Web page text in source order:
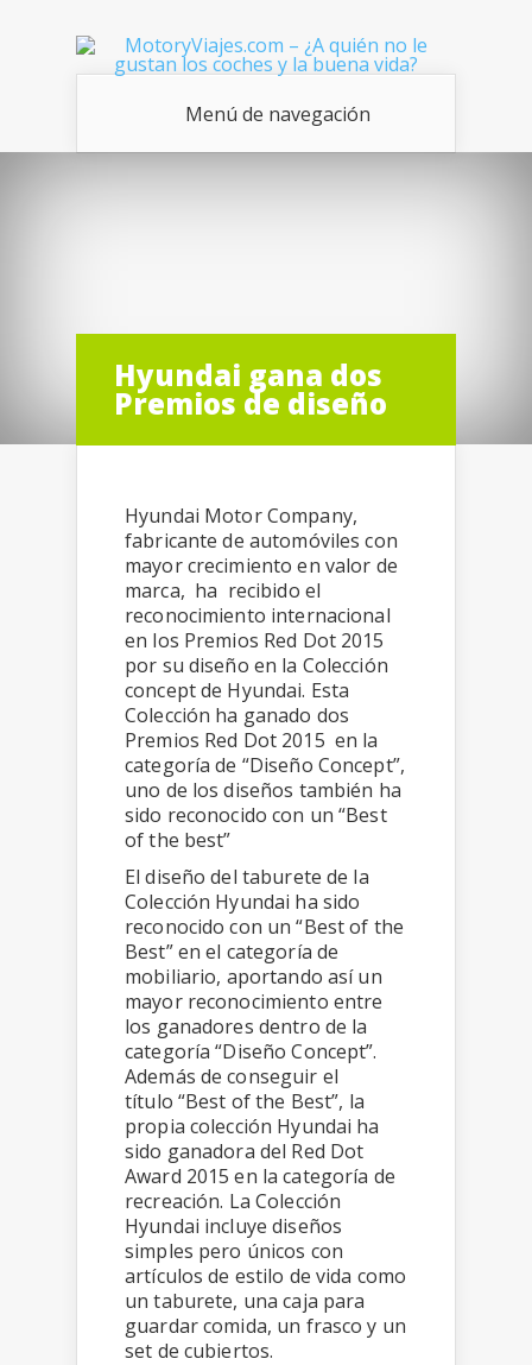
Menú de navegación
Hyundai gana dos
Premios de diseño
Hyundai Motor Company,
fabricante de automóviles con
mayor crecimiento en valor de
marca, ha recibido el
reconocimiento internacional
en los Premios Red Dot 2015
por su diseño en la Colección
concept de Hyundai. Esta
Colección ha ganado dos
Premios Red Dot 2015 en la
categoría de “Diseño Concept”,
uno de los diseños también ha
sido reconocido con un “Best
of the best”
El diseño del taburete de la
Colección Hyundai ha sido
reconocido con un “Best of the
Best” en el categoría de
mobiliario, aportando así un
mayor reconocimiento entre
los ganadores dentro de la
categoría “Diseño Concept”.
Además de conseguir el
título “Best of the Best”, la
propia colección Hyundai ha
sido ganadora del Red Dot
Award 2015 en la categoría de
recreación. La Colección
Hyundai incluye diseños
simples pero únicos con
artículos de estilo de vida como
un taburete, una caja para
guardar comida, un frasco y un
set de cubiertos.